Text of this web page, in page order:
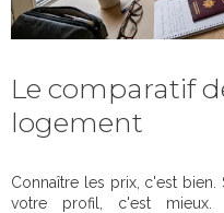
Le comparatif
logement
Connaître les prix, c'est
votre profil, c'est mieux.